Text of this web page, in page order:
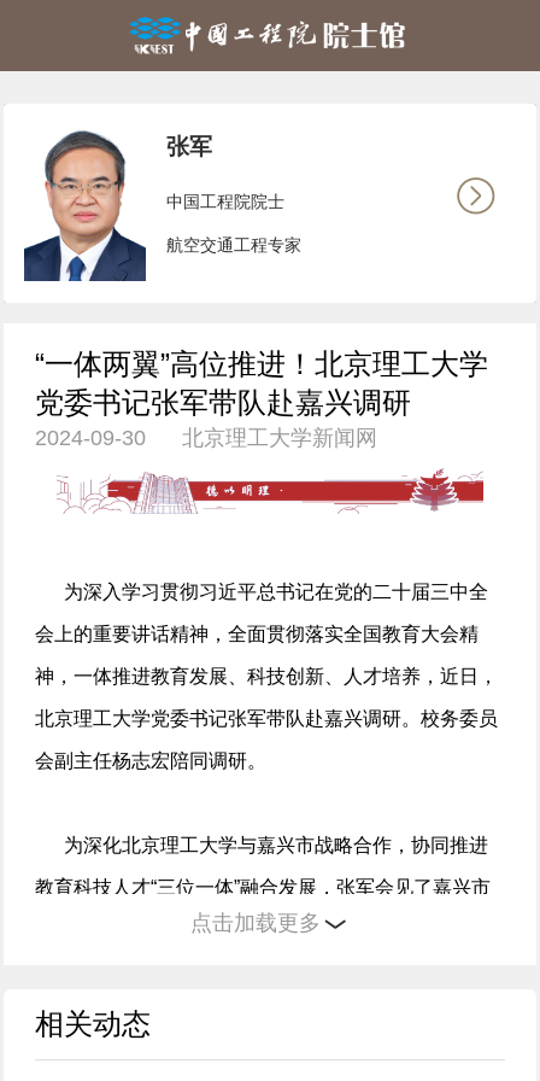
张军
中国工程院院士
航空交通工程专家
“一体两翼”高位推进！北京理工大学
党委书记张军带队赴嘉兴调研
2024-09-30 北京理工大学新闻网
为深入学习贯彻习近平总书记在党的二十届三中全
会上的重要讲话精神，全面贯彻落实全国教育大会精
神，一体推进教育发展、科技创新、人才培养，近日，
北京理工大学党委书记张军带队赴嘉兴调研。校务委员
会副主任杨志宏陪同调研。
为深化北京理工大学与嘉兴市战略合作，协同推进
教育科技人才“三位一体”融合发展，张军会见了嘉兴市
委书记陈伟。双方就提高创新能力，优化布局定位，完
高水平国际化院区建设，协同打造高能级科技创新平
台，强化高层次人才引进和支持等进行了座谈交流。
点击加载更多
相关动态